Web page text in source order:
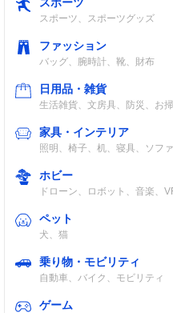
チョッパー・ビ
ーター
チョッパー・ホ
イッパー
スポーツ
スポーツ、スポーツグッズ
ファッション
バッグ、腕時計、靴、財布
日用品・雑貨
生活雑貨、文房具、防災、お
家具・インテリア
照明、椅子、机、寝具、ソファ
ホビー
ドローン、ロボット、音楽、
ペット
犬、猫
乗り物・モビリティ
自動車、バイク、モビリティ
ゲーム